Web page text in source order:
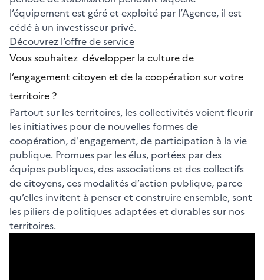
l’équipement est géré et exploité par l’Agence, il est
cédé à un investisseur privé.
Découvrez l’offre de service
Vous souhaitez développer la culture de
l’engagement citoyen et de la coopération sur votre
territoire ?
Partout sur les territoires, les collectivités voient fleurir
les initiatives pour de nouvelles formes de
coopération, d'engagement, de participation à la vie
publique. Promues par les élus, portées par des
équipes publiques, des associations et des collectifs
de citoyens, ces modalités d’action publique, parce
qu’elles invitent à penser et construire ensemble, sont
les piliers de politiques adaptées et durables sur nos
territoires.